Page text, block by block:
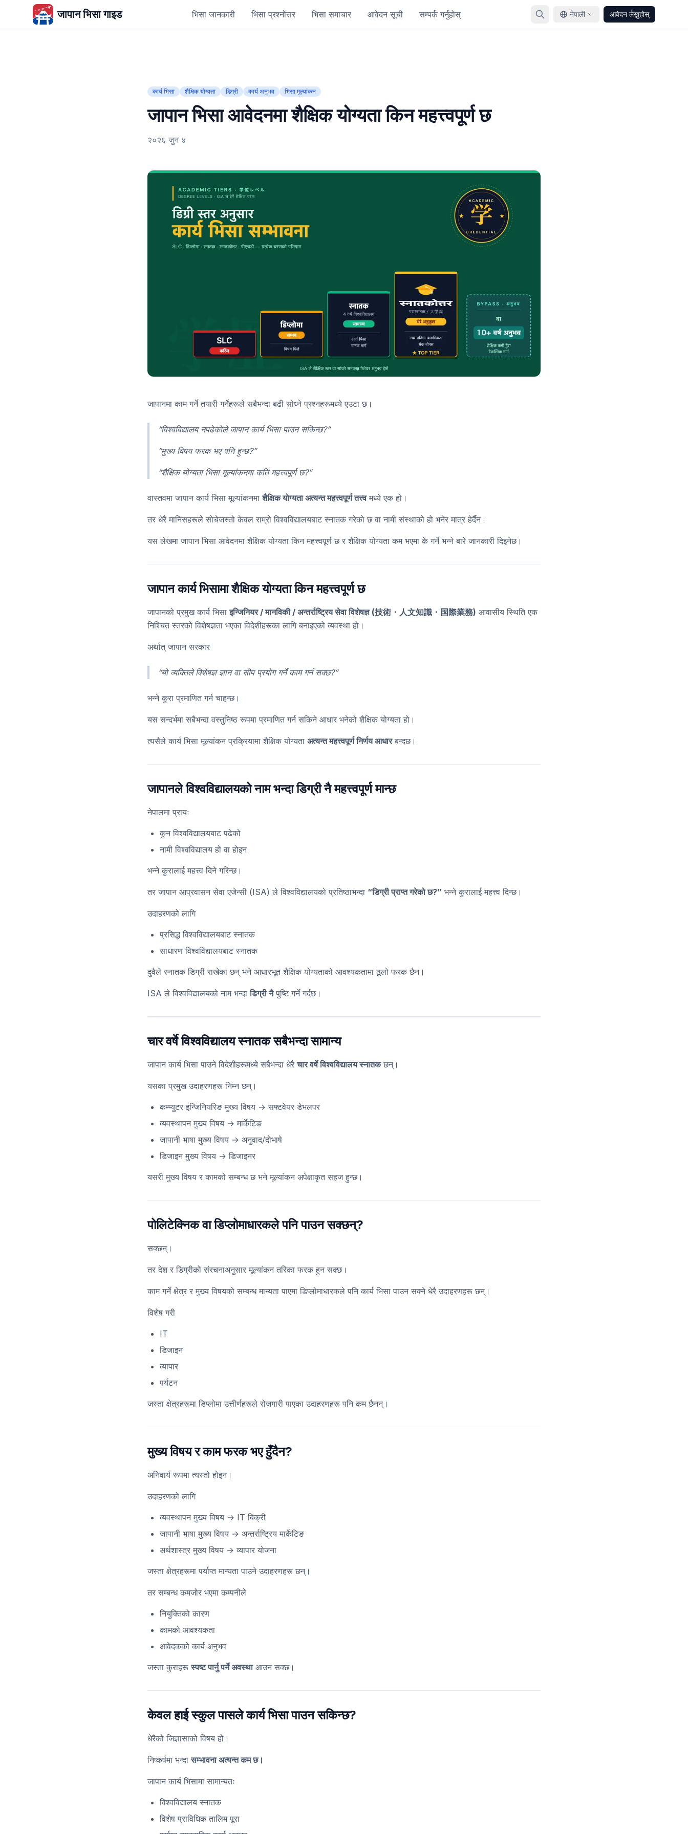
जापान भिसा गाइड भिसा जानकारी भिसा प्रश्नोत्तर भिसा समाचार आवेदन सूची सम्पर्क गर्नुहोस् नेपाली आवेदन लेख्नुहोस्
कार्य भिसा शैक्षिक योग्यता डिग्री कार्य अनुभव भिसा मूल्यांकन
जापान भिसा आवेदनमा शैक्षिक योग्यता किन महत्त्वपूर्ण छ
२०२६ जुन ४
जापानमा काम गर्ने तयारी गर्नेहरूले सबैभन्दा बढी सोध्ने प्रश्नहरूमध्ये एउटा छ।
“विश्वविद्यालय नपढेकोले जापान कार्य भिसा पाउन सकिन्छ?”
“मुख्य विषय फरक भए पनि हुन्छ?”
“शैक्षिक योग्यता भिसा मूल्यांकनमा कति महत्त्वपूर्ण छ?”
वास्तवमा जापान कार्य भिसा मूल्यांकनमाशैक्षिक योग्यता अत्यन्त महत्त्वपूर्ण तत्त्वमध्ये एक हो।
तर धेरै मानिसहरूले सोचेजस्तो केवल राम्रो विश्वविद्यालयबाट स्नातक गरेको छ वा नामी संस्थाको हो भनेर मात्र हेर्दैन।
यस लेखमा जापान भिसा आवेदनमा शैक्षिक योग्यता किन महत्त्वपूर्ण छ र शैक्षिक योग्यता कम भएमा के गर्ने भन्ने बारे जानकारी दिइनेछ।
जापान कार्य भिसामा शैक्षिक योग्यता किन महत्त्वपूर्ण छ
जापानको प्रमुख कार्य भिसाइन्जिनियर / मानविकी / अन्तर्राष्ट्रिय सेवा विशेषज्ञ (技術・人文知識・国際業務) आवासीय स्थिति एक
निश्चित स्तरको विशेषज्ञता भएका विदेशीहरूका लागि बनाइएको व्यवस्था हो।
अर्थात् जापान सरकार
“यो व्यक्तिले विशेषज्ञ ज्ञान वा सीप प्रयोग गर्ने काम गर्न सक्छ?”
भन्ने कुरा प्रमाणित गर्न चाहन्छ।
यस सन्दर्भमा सबैभन्दा वस्तुनिष्ठ रूपमा प्रमाणित गर्न सकिने आधार भनेको शैक्षिक योग्यता हो।
त्यसैले कार्य भिसा मूल्यांकन प्रक्रियामा शैक्षिक योग्यता अत्यन्त महत्त्वपूर्ण निर्णय आधारबन्दछ।
जापानले विश्वविद्यालयको नाम भन्दा डिग्री नै महत्त्वपूर्ण मान्छ
नेपालमा प्रायः
कुन विश्वविद्यालयबाट पढेको
नामी विश्वविद्यालय हो वा होइन
भन्ने कुरालाई महत्त्व दिने गरिन्छ।
तर जापान आप्रवासन सेवा एजेन्सी (ISA) ले विश्वविद्यालयको प्रतिष्ठाभन्दा “डिग्री प्राप्त गरेको छ?” भन्ने कुरालाई महत्त्व दिन्छ।
उदाहरणको लागि
प्रसिद्ध विश्वविद्यालयबाट स्नातक
साधारण विश्वविद्यालयबाट स्नातक
दुवैले स्नातक डिग्री राखेका छन् भने आधारभूत शैक्षिक योग्यताको आवश्यकतामा ठूलो फरक छैन।
ISA ले विश्वविद्यालयको नाम भन्दाडिग्री नैपुष्टि गर्ने गर्दछ।
चार वर्षे विश्वविद्यालय स्नातक सबैभन्दा सामान्य
जापान कार्य भिसा पाउने विदेशीहरूमध्ये सबैभन्दा धेरैचार वर्षे विश्वविद्यालय स्नातकछन्।
यसका प्रमुख उदाहरणहरू निम्न छन्।
कम्प्युटर इन्जिनियरिङ मुख्य विषय → सफ्टवेयर डेभलपर
व्यवस्थापन मुख्य विषय → मार्केटिङ
जापानी भाषा मुख्य विषय → अनुवाद/दोभाषे
डिजाइन मुख्य विषय → डिजाइनर
यसरी मुख्य विषय र कामको सम्बन्ध छ भने मूल्यांकन अपेक्षाकृत सहज हुन्छ।
पोलिटेक्निक वा डिप्लोमाधारकले पनि पाउन सक्छन्?
सक्छन्।
तर देश र डिग्रीको संरचनाअनुसार मूल्यांकन तरिका फरक हुन सक्छ।
काम गर्ने क्षेत्र र मुख्य विषयको सम्बन्ध मान्यता पाएमा डिप्लोमाधारकले पनि कार्य भिसा पाउन सक्ने धेरै उदाहरणहरू छन्।
विशेष गरी
IT
डिजाइन
व्यापार
पर्यटन
जस्ता क्षेत्रहरूमा डिप्लोमा उत्तीर्णहरूले रोजगारी पाएका उदाहरणहरू पनि कम छैनन्।
मुख्य विषय र काम फरक भए हुँदैन?
अनिवार्य रूपमा त्यस्तो होइन।
उदाहरणको लागि
व्यवस्थापन मुख्य विषय → IT बिक्री
जापानी भाषा मुख्य विषय → अन्तर्राष्ट्रिय मार्केटिङ
अर्थशास्त्र मुख्य विषय → व्यापार योजना
जस्ता क्षेत्रहरूमा पर्याप्त मान्यता पाउने उदाहरणहरू छन्।
तर सम्बन्ध कमजोर भएमा कम्पनीले
नियुक्तिको कारण
कामको आवश्यकता
आवेदकको कार्य अनुभव
जस्ता कुराहरूस्पष्ट पार्नु पर्ने अवस्थाआउन सक्छ।
केवल हाई स्कुल पासले कार्य भिसा पाउन सकिन्छ?
धेरैको जिज्ञासाको विषय हो।
निष्कर्षमा भन्दासम्भावना अत्यन्त कम छ।
जापान कार्य भिसामा सामान्यतः
विश्वविद्यालय स्नातक
विशेष प्राविधिक तालिम पूरा